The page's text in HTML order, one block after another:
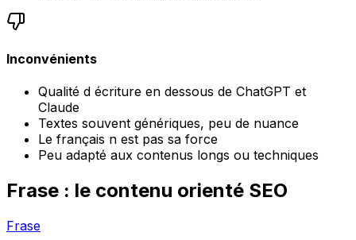
Inconvénients
Qualité d écriture en dessous de ChatGPT et
Claude
Textes souvent génériques, peu de nuance
Le français n est pas sa force
Peu adapté aux contenus longs ou techniques
Frase : le contenu orienté SEO
Frase